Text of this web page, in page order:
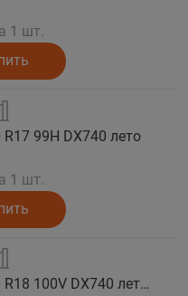
1 шт.
99H DX740 лето
1 шт.
DAVANTI Автошина 225/60 R18 100V DX740 лето (Таиланд)